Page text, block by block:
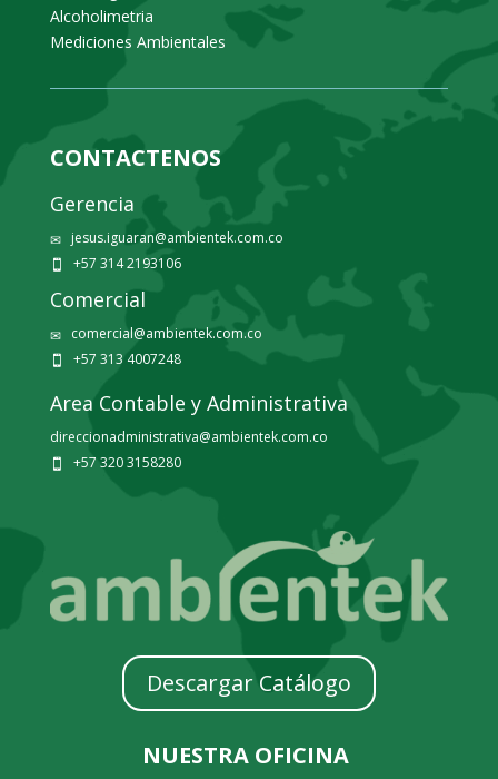
Alcoholimetria
Mediciones Ambientales
CONTACTENOS
Gerencia
✉ jesus.iguaran@ambientek.com.co
 +57 314 2193106
Comercial
✉ comercial@ambientek.com.co
 +57 313 4007248
Area Contable y Administrativa
direccionadministrativa@ambientek.com.co
 +57 320 3158280
Descargar Catálogo
NUESTRA OFICINA